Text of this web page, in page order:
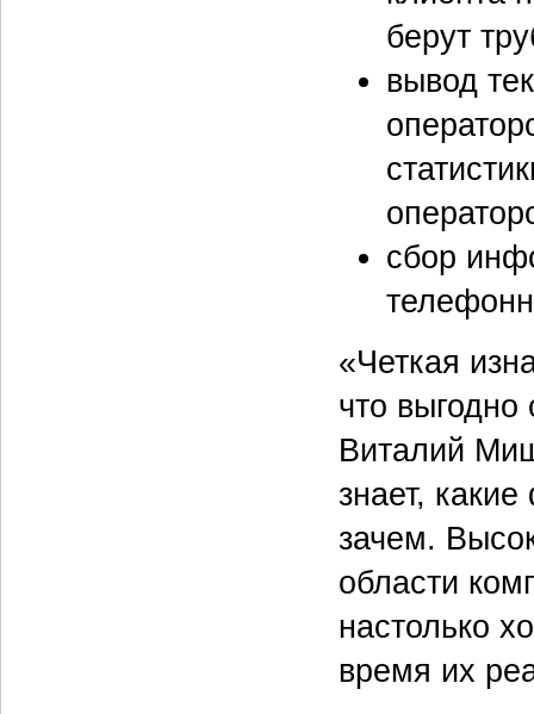
берут
вывод
сбор
«Четкая
что выгодно
Виталий
знает,
зачем.
области
настолько
время их